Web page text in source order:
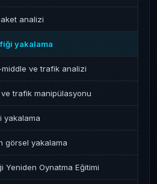
analizi
yakalama
ve trafik analizi
trafik manipülasyonu
yakalama
görsel yakalama
Yeniden Oynatma Eğitimi